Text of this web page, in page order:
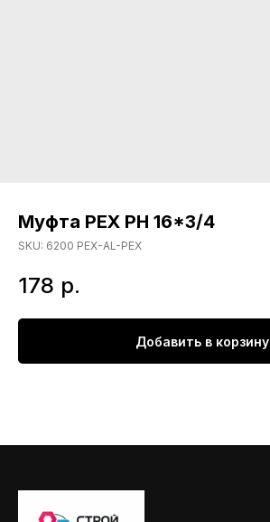
Муфта РЕХ РН 16*3/4
SKU: 6200 PEX-AL-PEX
178 р.
Добавить в корзину